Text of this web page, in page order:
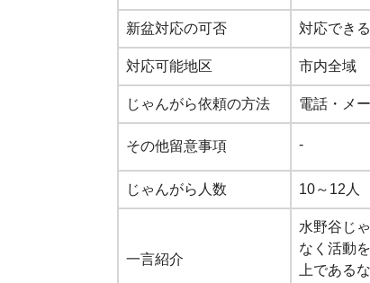
新盆対応の可否 対応できる
対応可能地区 市内全域
じゃんがら依頼の方法 電話・メ
その他留意事項 -
じゃんがら人数 10～12人
一言紹介
水野谷じ
なく活動
上である